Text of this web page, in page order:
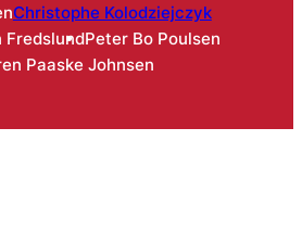
Christophe Kolodziejczyk
FredslundPeter Bo Poulsen
Paaske Johnsen